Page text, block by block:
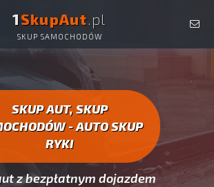
1SkupAut.pl
SKUP SAMOCHODÓW
RYKI -
SAMOCHODÓW RYKI
SKUP AUT, SKUP
- AUTO SKUP
RYKI
z bezpłatnym dojazdem